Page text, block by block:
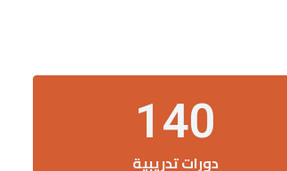
دورات تدريبية
140